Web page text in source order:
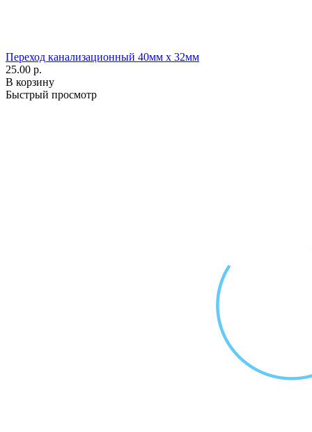
Переход канализационный 40мм х 32мм
25.00 р.
В корзину
Быстрый просмотр